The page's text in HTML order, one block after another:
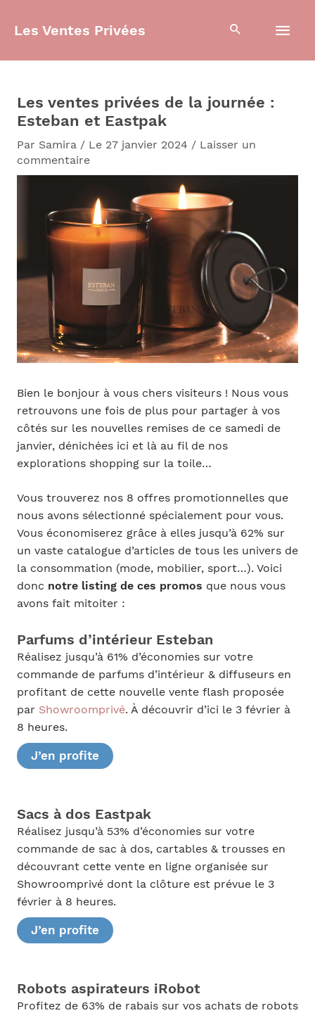
Les Ventes Privées
Les ventes privées de la journée :
Esteban et Eastpak
Par Samira / Le 27 janvier 2024 / Laisser un
commentaire
Bien le bonjour à vous chers visiteurs ! Nous vous
retrouvons une fois de plus pour partager à vos
côtés sur les nouvelles remises de ce samedi de
janvier, dénichées ici et là au fil de nos
explorations shopping sur la toile…
Vous trouverez nos 8 offres promotionnelles que
nous avons sélectionné spécialement pour vous.
Vous économiserez grâce à elles jusqu’à 62% sur
un vaste catalogue d’articles de tous les univers de
la consommation (mode, mobilier, sport…). Voici
donc notre listing de ces promos que nous vous
avons fait mitoiter :
Parfums d’intérieur Esteban
Réalisez jusqu’à 61% d’économies sur votre
commande de parfums d’intérieur & diffuseurs en
profitant de cette nouvelle vente flash proposée
par Showroomprivé. À découvrir d’ici le 3 février à
8 heures.
J’en profite
Sacs à dos Eastpak
Réalisez jusqu’à 53% d’économies sur votre
commande de sac à dos, cartables & trousses en
découvrant cette vente en ligne organisée sur
Showroomprivé dont la clôture est prévue le 3
février à 8 heures.
J’en profite
Robots aspirateurs iRobot
Profitez de 63% de rabais sur vos achats de robots